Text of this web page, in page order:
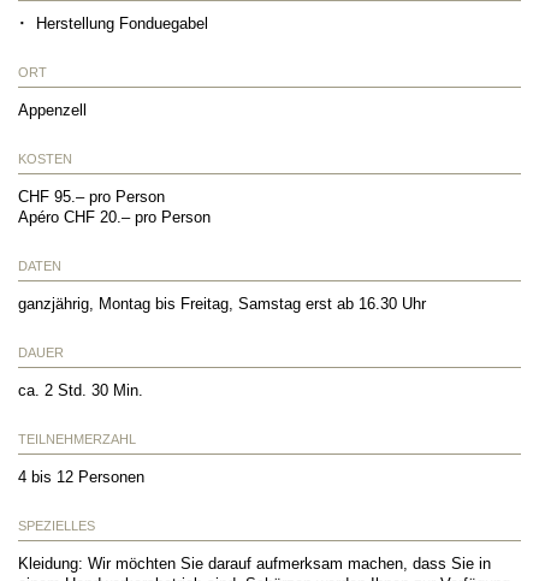
Herstellung Fonduegabel
ORT
Appenzell
KOSTEN
CHF 95.– pro Person
Apéro CHF 20.– pro Person
DATEN
ganzjährig, Montag bis Freitag, Samstag erst ab 16.30 Uhr
DAUER
ca. 2 Std. 30 Min.
TEILNEHMERZAHL
4 bis 12 Personen
SPEZIELLES
Kleidung: Wir möchten Sie darauf aufmerksam machen, dass Sie in